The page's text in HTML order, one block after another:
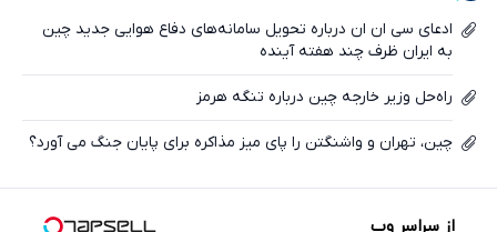
ادعای سی ان ان درباره تحویل سامانه‌های دفاع هوایی جدید چین
به ایران ظرف چند هفته آینده
راه‌حل وزیر خارجه چین درباره تنگه هرمز
چین، تهران و واشنگتن را پای میز مذاکره برای پایان جنگ می آورد؟
از سراسر وب